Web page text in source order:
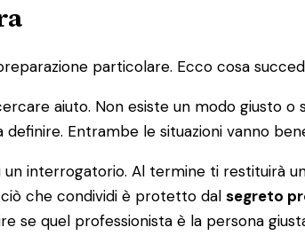
particolare. Ecco cosa
aiuto. Non esiste un modo giusto o
Entrambe le situazioni vanno
interrogatorio. Al termine ti restituirà
che condividi è protetto dal segreto
se quel professionista è la persona